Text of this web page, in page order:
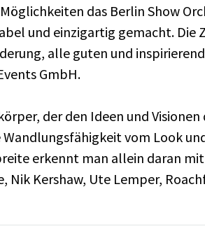
das Berlin Show
und einzigartig gemacht.
alle guten und
GmbH.
der den Ideen und
vom Look
erkennt man allein daran
Kershaw, Ute Lemper,